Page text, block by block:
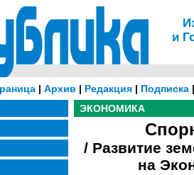
и
| Архив | Редакция | Подписка
ЭКОНОМИКА
/ Развитие
на